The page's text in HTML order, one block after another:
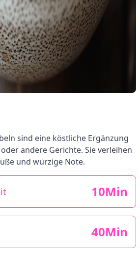
sind eine köstliche Ergänzung
andere Gerichte. Sie verleihen
und würzige Note.
10Min
40Min